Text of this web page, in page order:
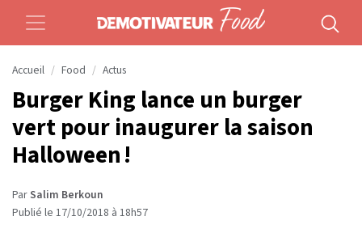
Accueil Food Actus
Burger King lance un burger
vert pour inaugurer la saison
Halloween !
ParSalim Berkoun
Publié le 17/10/2018 à 18h57